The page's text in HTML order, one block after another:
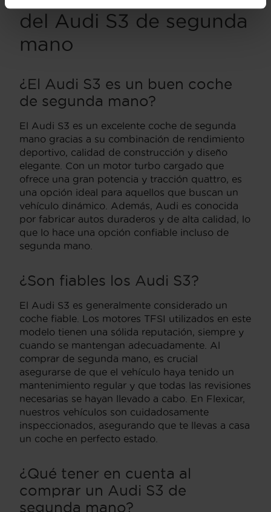
del Audi S3 de segunda
mano
¿El Audi S3 es un buen coche
de segunda mano?
El Audi S3 es un excelente coche de segunda
mano gracias a su combinación de rendimiento
deportivo, calidad de construcción y diseño
elegante. Con un motor turbo cargado que
ofrece una gran potencia y tracción quattro, es
una opción ideal para aquellos que buscan un
vehículo dinámico. Además, Audi es conocida
por fabricar autos duraderos y de alta calidad, lo
que lo hace una opción confiable incluso de
segunda mano.
¿Son fiables los Audi S3?
El Audi S3 es generalmente considerado un
coche fiable. Los motores TFSI utilizados en este
modelo tienen una sólida reputación, siempre y
cuando se mantengan adecuadamente. Al
comprar de segunda mano, es crucial
asegurarse de que el vehículo haya tenido un
mantenimiento regular y que todas las revisiones
necesarias se hayan llevado a cabo. En Flexicar,
nuestros vehículos son cuidadosamente
inspeccionados, asegurando que te llevas a casa
un coche en perfecto estado.
¿Qué tener en cuenta al
comprar un Audi S3 de
segunda mano?